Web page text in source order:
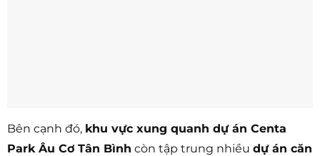
Bên cạnh đó, khu vực xung quanh dự án Centa
Park Âu Cơ Tân Bình còn tập trung nhiều dự án căn